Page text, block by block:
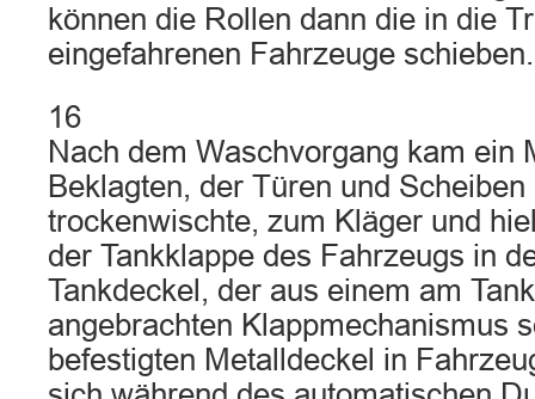
können die Rollen dann die in die
eingefahrenen Fahrzeuge schieben.
16
Nach dem Waschvorgang kam ein
Beklagten, der Türen und
trockenwischte, zum Kläger und
der Tankklappe des Fahrzeugs in
Tankdeckel, der aus einem am
angebrachten Klappmechanismus
befestigten Metalldeckel in